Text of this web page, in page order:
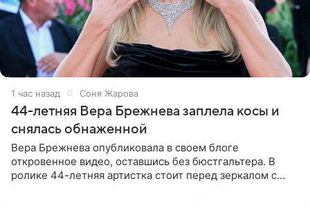
1 час назад Соня Жарова
44-летняя Вера Брежнева заплела косы и
снялась обнаженной
Вера Брежнева опубликовала в своем блоге
откровенное видео, оставшись без бюстгальтера. В
ролике 44-летняя артистка стоит перед зеркалом с